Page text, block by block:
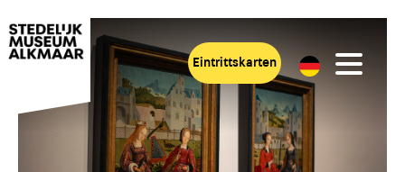
Eintrittskarten